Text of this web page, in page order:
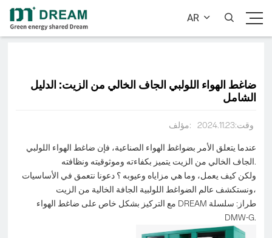
AR  
ضاغط الهواء اللولبي الجاف الخالي من الزيت: الدليل
الشامل
مؤلف: وقت:2024.11.23
عندما يتعلق الأمر بضواغط الهواء الصناعية، فإن ضاغط الهواء اللولبي
الجاف الخالي من الزيت يتميز بكفاءته وموثوقيته ونظافته.
ولكن كيف يعمل، وما هي مزاياه وعيوبه ؟ دعونا نتعمق في الأساسيات
ونستكشف عالم الضواغط اللولبية الجافة الخالية من الزيت،
مع التركيز بشكل خاص على ضاغط الهواء DREAM طراز: سلسلة
DMW-G.